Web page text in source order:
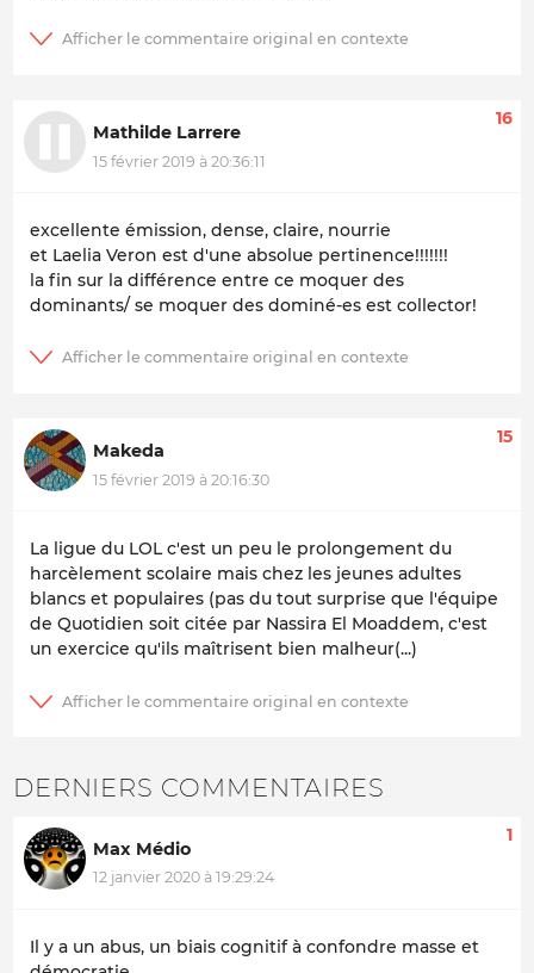
Mathilde Larrere
15 février 2019 à 20:36:11
16
excellente émission, dense, claire, nourrie
et Laelia Veron est d'une absolue pertinence!!!!!!!
la fin sur la différence entre ce moquer des
dominants/ se moquer des dominé-es est collector!
Makeda
15 février 2019 à 20:16:30
15
La ligue du LOL c'est un peu le prolongement du
harcèlement scolaire mais chez les jeunes adultes
blancs et populaires (pas du tout surprise que l'équipe
de Quotidien soit citée par Nassira El Moaddem, c'est
un exercice qu'ils maîtrisent bien malheur(...)
DERNIERS COMMENTAIRES
Max Médio
12 janvier 2020 à 19:29:24
1
Il y a un abus, un biais cognitif à confondre masse et